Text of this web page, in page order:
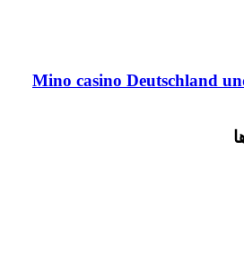
Mino casino Deutschland